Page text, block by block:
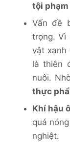
tội
Vấn đề
trọng. Vì
vật xanh
là thiên
nuôi.
thực
Khí hậu
quá
nghiệt.